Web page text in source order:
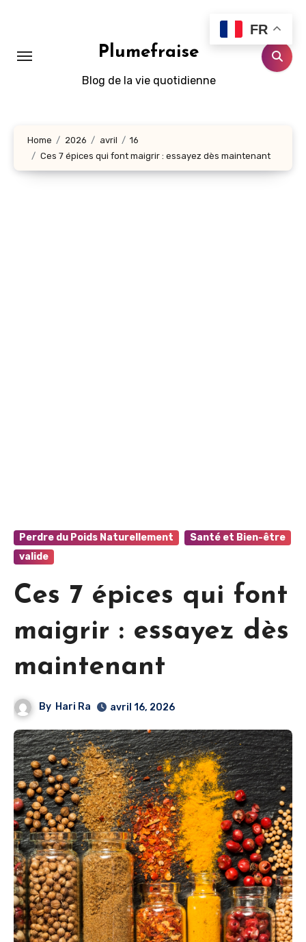
Plumefraise
Blog de la vie quotidienne
Home 2026 avril
16
Ces 7 épices qui font maigrir : essayez dès maintenant
Perdre du Poids Naturellement
Santé et Bien-être
valide
Ces 7 épices qui font
maigrir : essayez dès
maintenant
By Hari Ra avril 16, 2026
FR